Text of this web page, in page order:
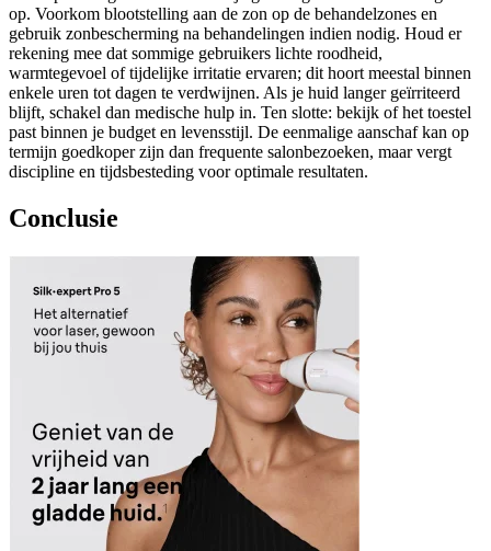
op. Voorkom blootstelling aan de zon op de behandelzones en
gebruik zonbescherming na behandelingen indien nodig. Houd er
rekening mee dat sommige gebruikers lichte roodheid,
warmtegevoel of tijdelijke irritatie ervaren; dit hoort meestal binnen
enkele uren tot dagen te verdwijnen. Als je huid langer geïrriteerd
blijft, schakel dan medische hulp in. Ten slotte: bekijk of het toestel
past binnen je budget en levensstijl. De eenmalige aanschaf kan op
termijn goedkoper zijn dan frequente salonbezoeken, maar vergt
discipline en tijdsbesteding voor optimale resultaten.
Conclusie